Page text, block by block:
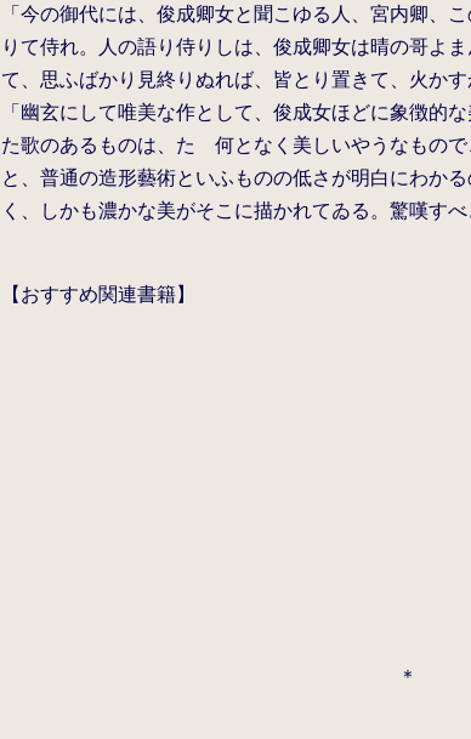
「今の御代には、俊成卿女と聞こゆる人、宮内卿、
りて侍れ。人の語り侍りしは、俊成卿女は晴の哥よ
て、思ふばかり見終りぬれば、皆とり置きて、火か
「幽玄にして唯美な作として、俊成女ほどに象徴的
た歌のあるものは、たゞ何となく美しいやうなもの
と、普通の造形藝術といふものの低さが明白にわか
く、しかも濃かな美がそこに描かれてゐる。驚嘆す
【おすすめ関連書籍】
＊